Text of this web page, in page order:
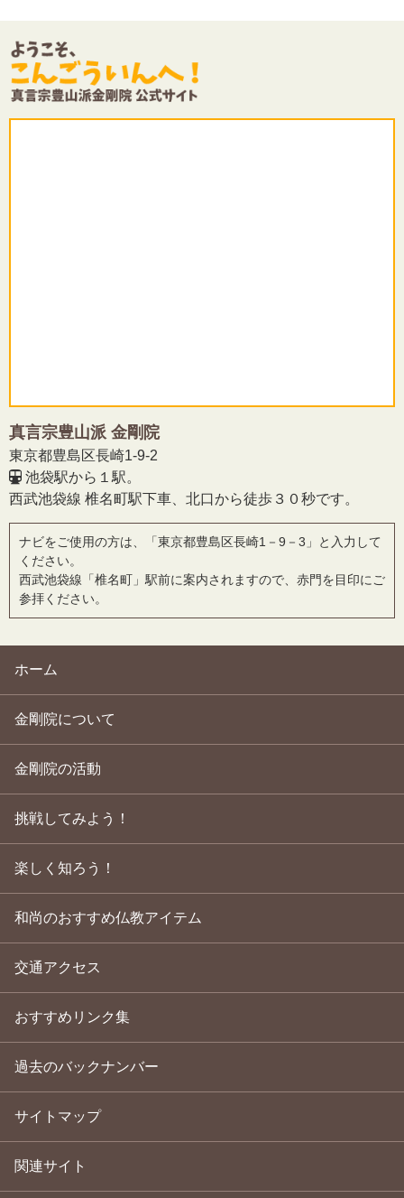
真言宗豊山派 金剛院
東京都豊島区長崎1-9-2
池袋駅から１駅。
西武池袋線 椎名町駅下車、北口から徒歩３０秒です。
ナビをご使用の方は、「東京都豊島区長崎1－9－3」と入力して
ください。
西武池袋線「椎名町」駅前に案内されますので、赤門を目印にご
参拝ください。
ホーム
金剛院について
金剛院の活動
挑戦してみよう！
楽しく知ろう！
和尚のおすすめ仏教アイテム
交通アクセス
おすすめリンク集
過去のバックナンバー
サイトマップ
関連サイト